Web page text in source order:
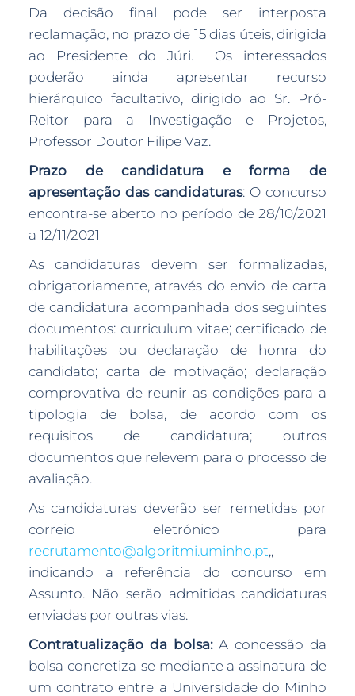
Da decisão final pode ser interposta
reclamação, no prazo de 15 dias úteis, dirigida
ao Presidente do Júri. Os interessados
poderão ainda apresentar recurso
hierárquico facultativo, dirigido ao Sr. Pró-
Reitor para a Investigação e Projetos,
Professor Doutor Filipe Vaz.
Prazo de candidatura e forma de
apresentação das candidaturas: O concurso
encontra-se aberto no período de 28/10/2021
a 12/11/2021
As candidaturas devem ser formalizadas,
obrigatoriamente, através do envio de carta
de candidatura acompanhada dos seguintes
documentos: curriculum vitae; certificado de
habilitações ou declaração de honra do
candidato; carta de motivação; declaração
comprovativa de reunir as condições para a
tipologia de bolsa, de acordo com os
requisitos de candidatura; outros
documentos que relevem para o processo de
avaliação.
As candidaturas deverão ser remetidas por
correio eletrónico para
recrutamento@algoritmi.uminho.pt,,
indicando a referência do concurso em
Assunto. Não serão admitidas candidaturas
enviadas por outras vias.
Contratualização da bolsa:A concessão da
bolsa concretiza-se mediante a assinatura de
um contrato entre a Universidade do Minho